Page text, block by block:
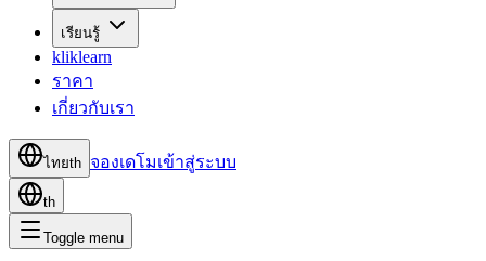
เรียนรู้
kliklearn
ราคา
เกี่ยวกับเรา
ไทยth จองเดโมเข้าสู่ระบบ
th
Toggle menu